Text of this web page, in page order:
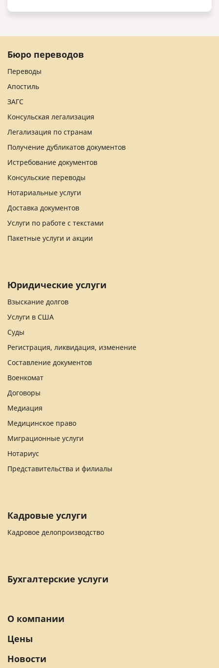
Бюро переводов
Переводы
Апостиль
ЗАГС
Консульская легализация
Легализация по странам
Получение дубликатов документов
Истребование документов
Консульские переводы
Нотариальные услуги
Доставка документов
Услуги по работе с текстами
Пакетные услуги и акции
Юридические услуги
Взыскание долгов
Услуги в США
Суды
Регистрация, ликвидация, изменение
Составление документов
Военкомат
Договоры
Медиация
Медицинское право
Миграционные услуги
Нотариус
Представительства и филиалы
Кадровые услуги
Кадровое делопроизводство
Бухгалтерские услуги
О компании
Цены
Новости